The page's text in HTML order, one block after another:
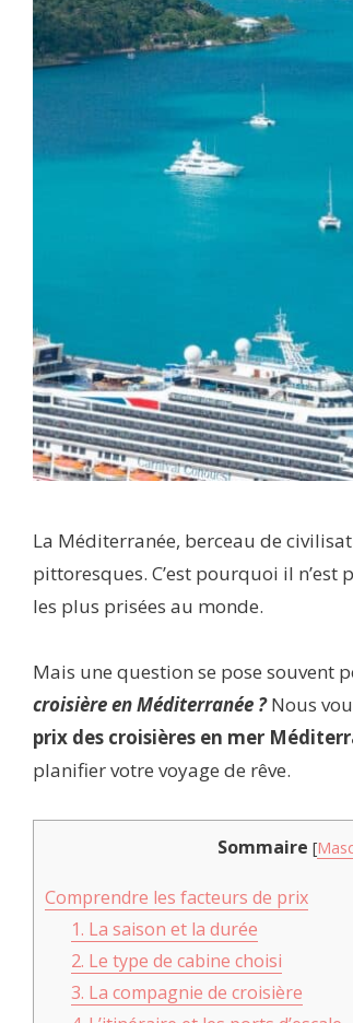
La Méditerranée, berceau de
pittoresques. C’est pourquoi il n’est
les plus prisées au monde.
Mais une question se pose souvent
croisière en Méditerranée ?Nous
prix des croisières en mer
planifier votre voyage de rêve.
Sommaire [
Comprendre les facteurs de prix
1. La saison et la durée
2. Le type de cabine choisi
3. La compagnie de croisière